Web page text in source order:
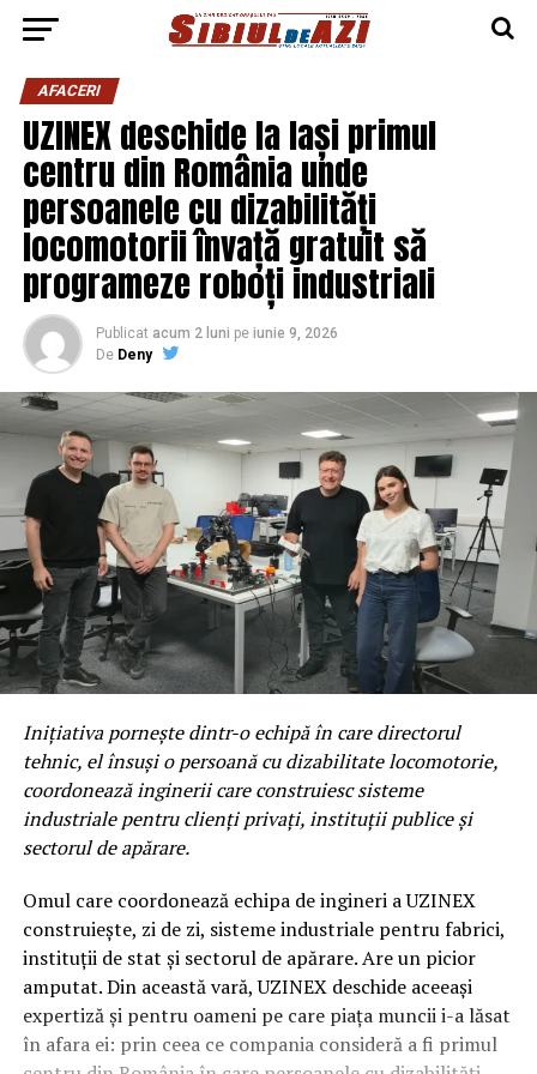
AFACERI
UZINEX deschide la Iași primul
centru din România unde
persoanele cu dizabilități
locomotorii învață gratuit să
programeze roboți industriali
Publicat acum 2 luni pe iunie 9, 2026
De Deny
Inițiativa pornește dintr-o echipă în care directorul
tehnic, el însuși o persoană cu dizabilitate locomotorie,
coordonează inginerii care construiesc sisteme
industriale pentru clienți privați, instituții publice și
sectorul de apărare.
Omul care coordonează echipa de ingineri a UZINEX
construiește, zi de zi, sisteme industriale pentru fabrici,
instituții de stat și sectorul de apărare. Are un picior
amputat. Din această vară, UZINEX deschide aceeași
expertiză și pentru oameni pe care piața muncii i-a lăsat
în afara ei: prin ceea ce compania consideră a fi primul